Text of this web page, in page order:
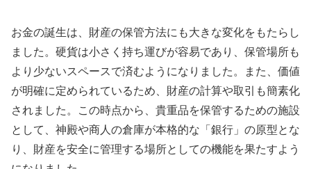
お金の誕生は、財産の保管方法にも大きな変化をもたらし
ました。硬貨は小さく持ち運びが容易であり、保管場所も
より少ないスペースで済むようになりました。また、価値
が明確に定められているため、財産の計算や取引も簡素化
されました。この時点から、貴重品を保管するための施設
として、神殿や商人の倉庫が本格的な「銀行」の原型とな
り、財産を安全に管理する場所としての機能を果たすよう